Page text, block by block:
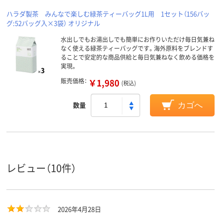
ハラダ製茶 みんなで楽しむ緑茶ティーバッグ1L用 1セット（156バッ
グ:52バッグ入×3袋） オリジナル
水出しでもお湯出しでも簡単にお作りいただけ毎日気兼ね
なく使える緑茶ティーバッグです。海外原料をブレンドす
ることで安定的な商品供給と毎日気兼ねなく飲める価格を
実現。
販売価格： ￥1,980 (税込)
数量 カゴへ
レビュー（10件）
2026年4月28日